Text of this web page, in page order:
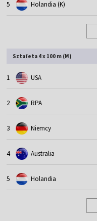
5 Holandia (K)
Sztafeta 4 x 100 m (M)
1 USA
2 RPA
3 Niemcy
4 Australia
5 Holandia